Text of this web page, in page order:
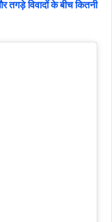
विवादों के बीच कितनी